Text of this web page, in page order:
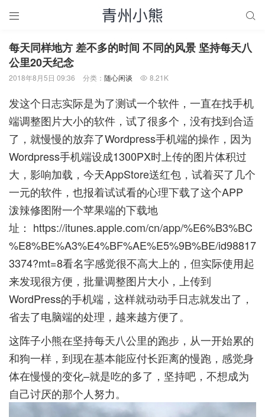
 
每天同样地方 差不多的时间 不同的风景 坚持每天八
公里20天纪念
2018年8月5日 09:36 分类： 随心闲谈  8.21K
发这个日志实际是为了测试一个软件，一直在找手机
端调整图片大小的软件，试了很多个，没有找到合适
了，就慢慢的放弃了Wordpress手机端的操作，因为
Wordpress手机端设成1300PX时上传的图片体积过
大，影响加载，今天AppStore送红包，试着买了几个
一元的软件，也报着试试看的心理下载了这个APP
泼辣修图附一个苹果端的下载地
址： https://itunes.apple.com/cn/app/%E6%B3%BC
%E8%BE%A3%E4%BF%AE%E5%9B%BE/id98817
3374?mt=8看名字感觉很不高大上的，但实际使用起
来发现很方便，批量调整图片大小，上传到
WordPress的手机端，这样就动动手日志就发出了，
省去了电脑端的处理，越来越方便了。
这阵子小熊在坚持每天八公里的跑步，从一开始累的
和狗一样，到现在基本能应付长距离的慢跑，感觉身
体在慢慢的变化–就是吃的多了，坚持吧，不想成为
自己讨厌的那个人努力。